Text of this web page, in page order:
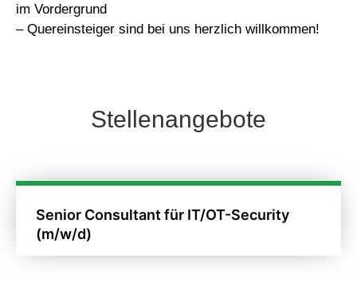
im Vordergrund
– Quereinsteiger sind bei uns herzlich willkommen!
Stellenangebote
Senior Consultant für IT/OT-Security
(m/w/d)